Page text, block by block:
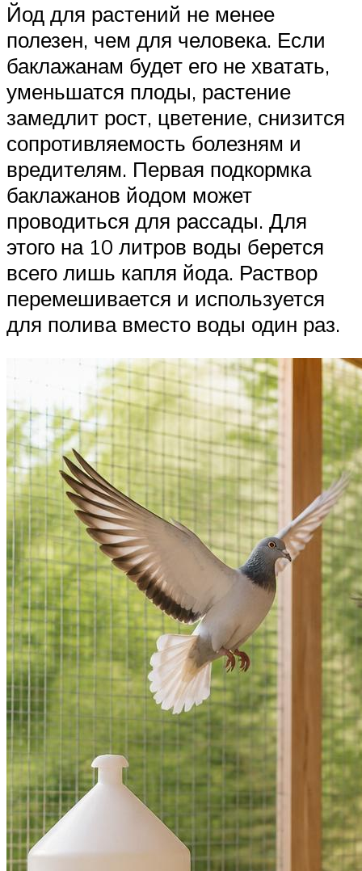
Йод для растений не менее
полезен, чем для человека. Если
баклажанам будет его не хватать,
уменьшатся плоды, растение
замедлит рост, цветение, снизится
сопротивляемость болезням и
вредителям. Первая подкормка
баклажанов йодом может
проводиться для рассады. Для
этого на 10 литров воды берется
всего лишь капля йода. Раствор
перемешивается и используется
для полива вместо воды один раз.